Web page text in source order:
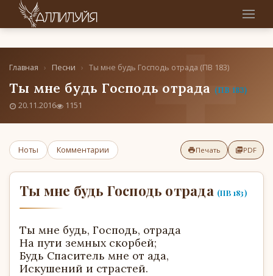
Главная › Песни › Ты мне будь Господь отрада (ПВ 183)
Ты мне будь Господь отрада (ПВ 183)
20.11.2016 1151
Ноты Комментарии Печать PDF
Ты мне будь Господь отрада (ПВ 183)
Ты мне будь, Господь, отрада
На пути земных скорбей;
Будь Спаситель мне от ада,
Искушений и страстей.